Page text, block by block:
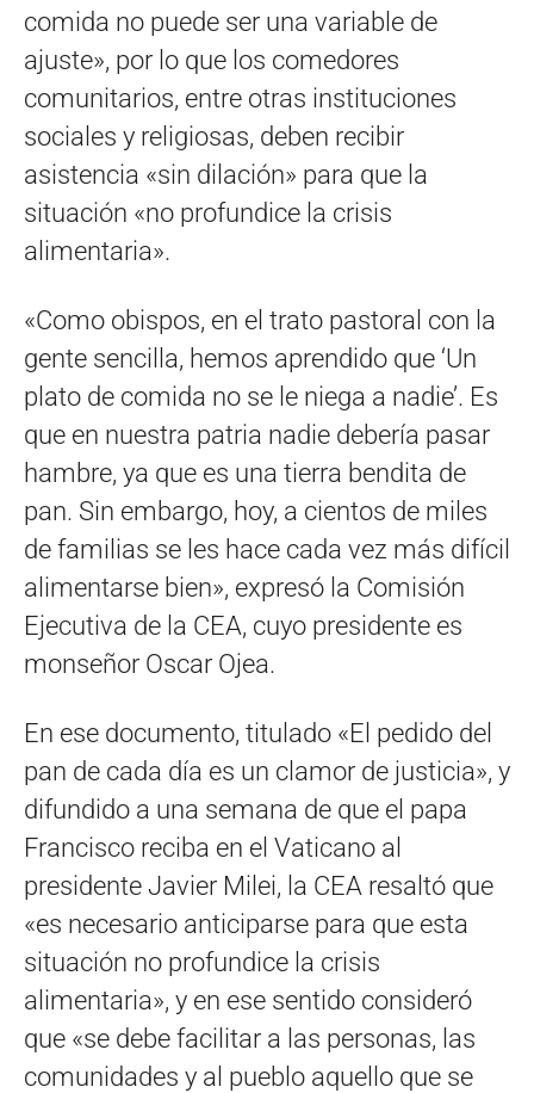
comida no puede ser una variable de
ajuste», por lo que los comedores
comunitarios, entre otras instituciones
sociales y religiosas, deben recibir
asistencia «sin dilación» para que la
situación «no profundice la crisis
alimentaria».
«Como obispos, en el trato pastoral con la
gente sencilla, hemos aprendido que ‘Un
plato de comida no se le niega a nadie’. Es
que en nuestra patria nadie debería pasar
hambre, ya que es una tierra bendita de
pan. Sin embargo, hoy, a cientos de miles
de familias se les hace cada vez más difícil
alimentarse bien», expresó la Comisión
Ejecutiva de la CEA, cuyo presidente es
monseñor Oscar Ojea.
En ese documento, titulado «El pedido del
pan de cada día es un clamor de justicia», y
difundido a una semana de que el papa
Francisco reciba en el Vaticano al
presidente Javier Milei, la CEA resaltó que
«es necesario anticiparse para que esta
situación no profundice la crisis
alimentaria», y en ese sentido consideró
que «se debe facilitar a las personas, las
comunidades y al pueblo aquello que se